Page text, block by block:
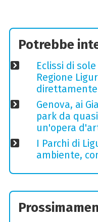
Potrebbe
Eclissi di
Regione
Genova, ai
park da
un'opera
I Parchi di
ambiente,